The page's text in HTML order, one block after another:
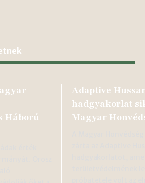
Háború
Adaptive
hadgyakorlat
Magyar